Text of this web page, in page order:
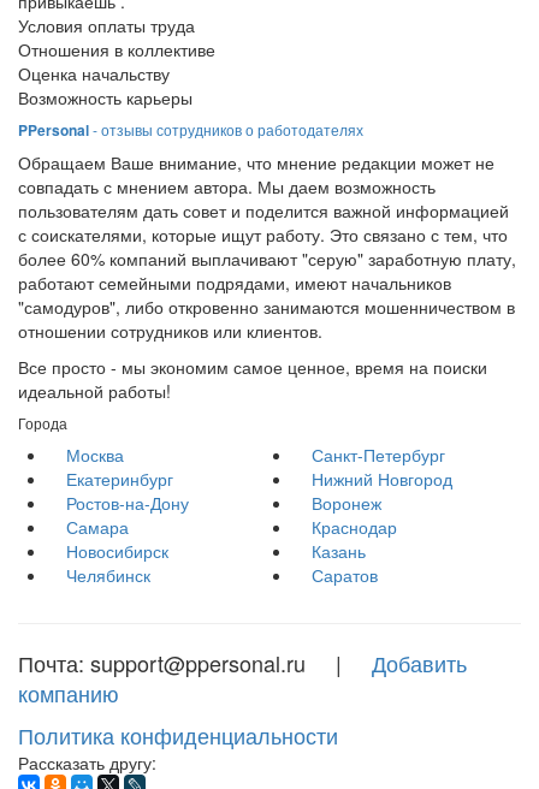
Условия оплаты труда
Отношения в коллективе
Оценка начальству
Возможность карьеры
PPersonal- отзывы сотрудников о работодателях
Обращаем Ваше внимание, что мнение редакции может не
совпадать с мнением автора. Мы даем возможность
пользователям дать совет и поделится важной информацией
с соискателями, которые ищут работу. Это связано с тем, что
более 60% компаний выплачивают "серую" заработную плату,
работают семейными подрядами, имеют начальников
"самодуров", либо откровенно занимаются мошенничеством в
отношении сотрудников или клиентов.
Все просто - мы экономим самое ценное, время на поиски
идеальной работы!
Города
Москва
Санкт-Петербург
Екатеринбург
Нижний Новгород
Ростов-на-Дону
Воронеж
Самара
Краснодар
Новосибирск
Казань
Челябинск
Саратов
Почта: support@ppersonal.ru | Добавить
компанию
Политика конфиденциальности
Рассказать другу: